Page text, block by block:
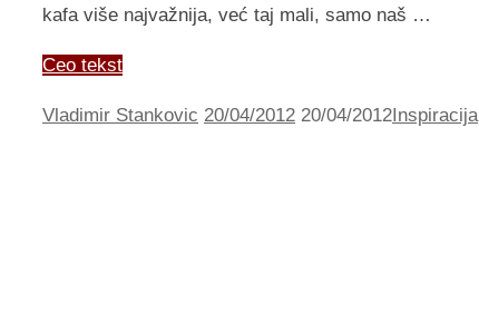
kafa više najvažnija, već taj mali, samo naš …
Ceo tekst
Vladimir Stankovic 20/04/2012 20/04/2012Inspiracija